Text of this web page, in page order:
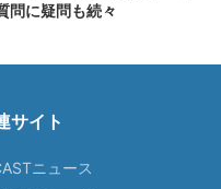
問に疑問も続々
サイト
ニュース